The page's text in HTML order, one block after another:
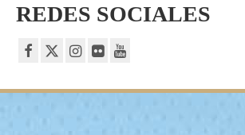
REDES SOCIALES